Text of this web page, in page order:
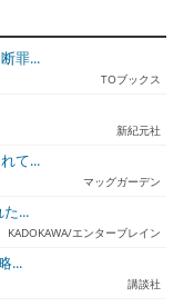
罪...
TOブックス
新紀元社
て...
マッグガーデン
...
KADOKAWA/エンターブレイン
...
講談社